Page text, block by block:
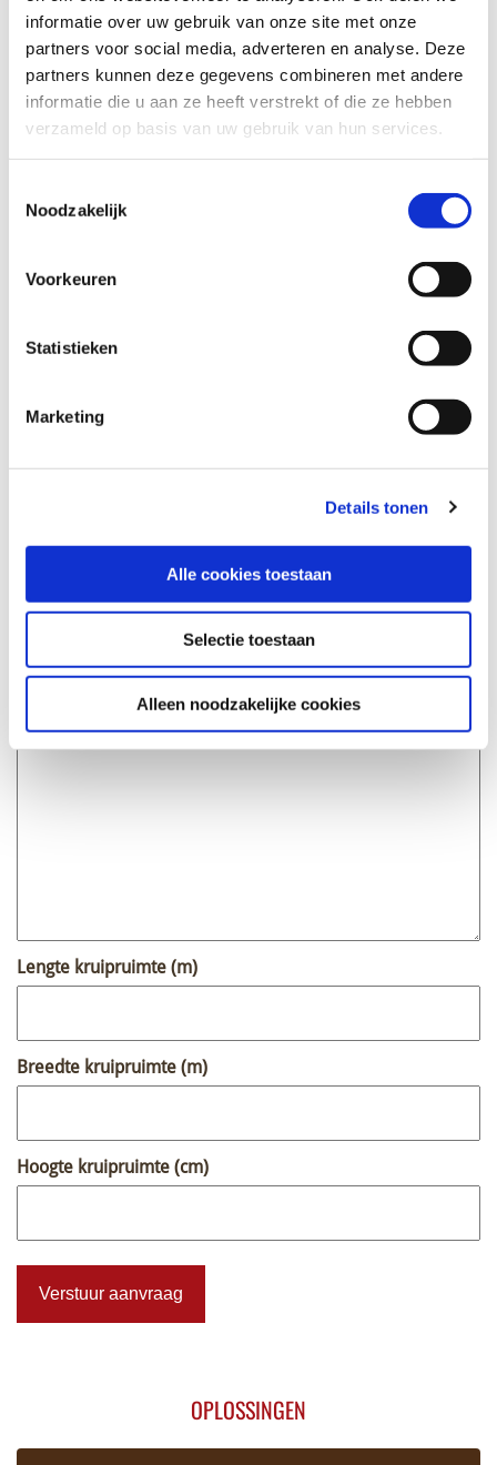
informatie over uw gebruik van onze site met onze
partners voor social media, adverteren en analyse. Deze
partners kunnen deze gegevens combineren met andere
informatie die u aan ze heeft verstrekt of die ze hebben
verzameld op basis van uw gebruik van hun services.
Noodzakelijk
Voorkeuren
Statistieken
Marketing
Details tonen
Alle cookies toestaan
Selectie toestaan
Alleen noodzakelijke cookies
OPLOSSINGEN
Naam (Vereist)
E-mail (Vereist)
Telefoonnummer
Bericht / vraag
Lengte kruipruimte (m)
Breedte kruipruimte (m)
Hoogte kruipruimte (cm)